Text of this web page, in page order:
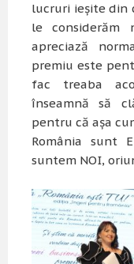
lucruri ieșite din
le considerăm
apreciază
premiu este
fac treaba
înseamnă să
pentru că așa
România sunt
suntem NOI,